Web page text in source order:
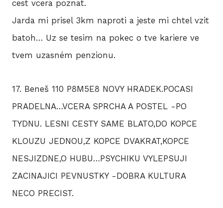
cest vcera poznat.
Jarda mi prisel 3km naproti a jeste mi chtel vzit
batoh… Uz se tesim na pokec o tve kariere ve
tvem uzasném penzionu.
17. Beneš 110 P8M5E8 NOVY HRADEK.POCASI
PRADELNA…VCERA SPRCHA A POSTEL -PO
TYDNU. LESNI CESTY SAME BLATO,DO KOPCE
KLOUZU JEDNOU,Z KOPCE DVAKRAT,KOPCE
NESJIZDNE,O HUBU…PSYCHIKU VYLEPSUJI
ZACINAJICI PEVNUSTKY -DOBRA KULTURA
NECO PRECIST.